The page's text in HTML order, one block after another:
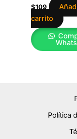
$109
carrito
Política